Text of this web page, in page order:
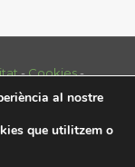
-Cookies-
al nostre
que utilitzem o